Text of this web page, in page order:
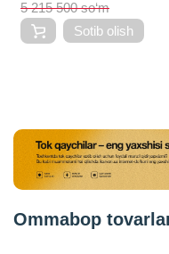
5 215 500 so‘m
Sotib olish
Ommabop